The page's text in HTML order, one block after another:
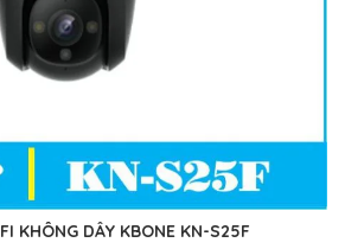
KHÔNG DÂY KBONE KN-S25F